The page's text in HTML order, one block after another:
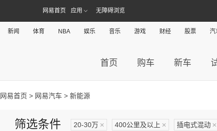
网易首页 应用 无障碍浏览
新闻 体育 NBA 娱乐 音乐 游戏 财经 股票 汽
首页 购车 新车
网易首页 > 网易汽车 > 新能源
筛选条件 20-30万 × 400公里及以上 × 插电式混动 ×